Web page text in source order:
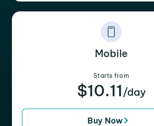
Mobile
Starts from
$10.11 /day
Buy Now